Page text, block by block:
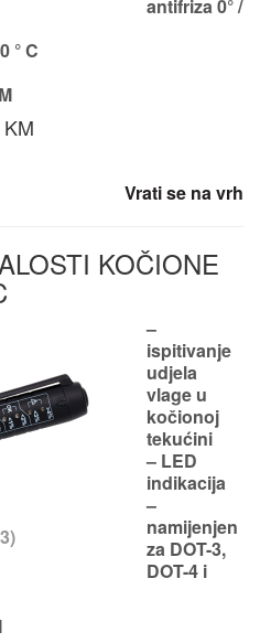
antifriza 0° /
° C
Vrati se na vrh
KOČIONE
–
ispitivanje
udjela
vlage u
kočionoj
tekućini
– LED
indikacija
–
namijenjen
za DOT-3,
DOT-4 i